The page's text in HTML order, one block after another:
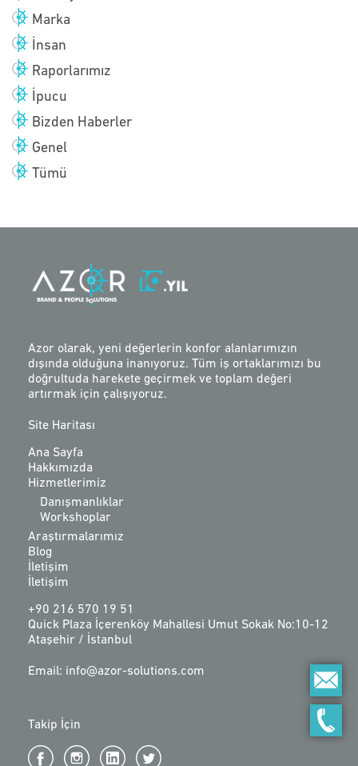
Marka
İnsan
Raporlarımız
İpucu
Bizden Haberler
Genel
Tümü
Azor olarak, yeni değerlerin konfor alanlarımızın
dışında olduğuna inanıyoruz. Tüm iş ortaklarımızı bu
doğrultuda harekete geçirmek ve toplam değeri
artırmak için çalışıyoruz.
Site Haritası
Ana Sayfa
Hakkımızda
Hizmetlerimiz
Danışmanlıklar
Workshoplar
Araştırmalarımız
Blog
İletişim
İletişim
+90 216 570 19 51
Quick Plaza İçerenköy Mahallesi Umut Sokak No:10-12
Ataşehir / İstanbul
Email: info@azor-solutions.com
Takip İçin